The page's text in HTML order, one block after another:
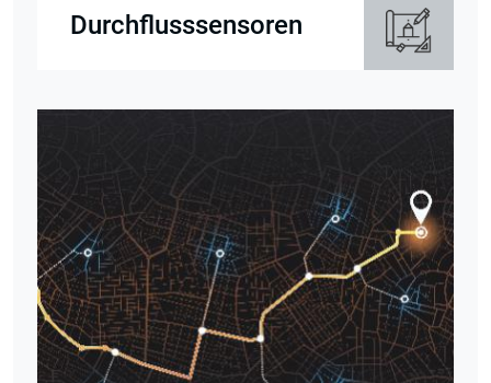
Durchflusssensoren